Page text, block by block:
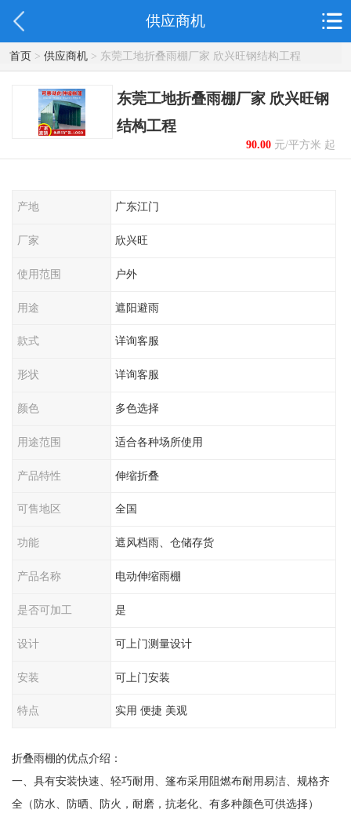
供应商机
首页> 供应商机> 东莞工地折叠雨棚厂家 欣兴旺钢结构工程
东莞工地折叠雨棚厂家 欣兴旺钢
结构工程
90.00元/平方米 起
产地 广东江门
厂家 欣兴旺
使用范围 户外
用途 遮阳避雨
款式 详询客服
形状 详询客服
颜色 多色选择
用途范围 适合各种场所使用
产品特性 伸缩折叠
可售地区 全国
功能 遮风档雨、仓储存货
产品名称 电动伸缩雨棚
是否可加工 是
设计 可上门测量设计
安装 可上门安装
特点 实用 便捷 美观
折叠雨棚的优点介绍：
一、具有安装快速、轻巧耐用、篷布采用阻燃布耐用易洁、规格齐
全（防水、防晒、防火，耐磨，抗老化、有多种颜色可供选择）